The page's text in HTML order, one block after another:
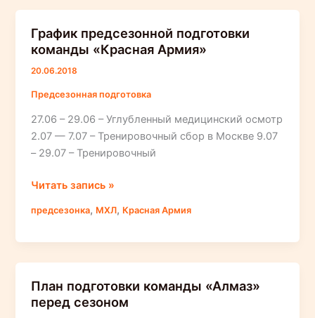
График предсезонной подготовки
команды «Красная Армия»
20.06.2018
Предсезонная подготовка
27.06 – 29.06 – Углубленный медицинский осмотр
2.07 — 7.07 – Тренировочный сбор в Москве 9.07
– 29.07 – Тренировочный
График
подготовки
Читать запись »
предсезонка, МХЛ, Красная Армия
План подготовки команды «Алмаз»
перед сезоном